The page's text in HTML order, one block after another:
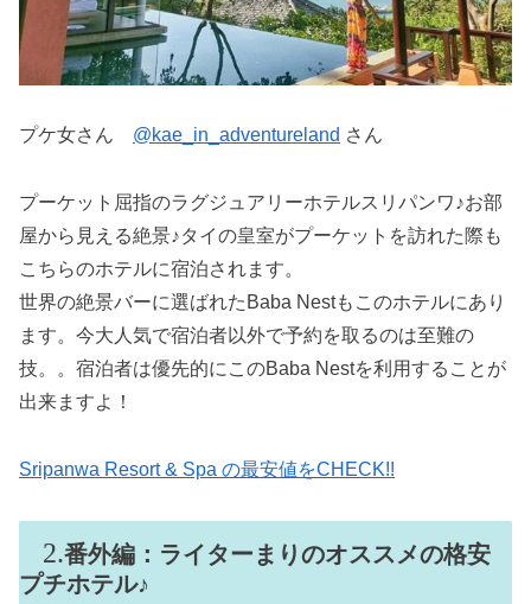
プケ女さん @kae_in_adventureland さん
プーケット屈指のラグジュアリーホテルスリパンワ♪お部
屋から見える絶景♪タイの皇室がプーケットを訪れた際も
こちらのホテルに宿泊されます。
世界の絶景バーに選ばれたBaba Nestもこのホテルにあり
ます。今大人気で宿泊者以外で予約を取るのは至難の
技。。宿泊者は優先的にこのBaba Nestを利用することが
出来ますよ！
Sripanwa Resort & Spa の最安値をCHECK!!
番外編：ライターまりのオススメの格安
プチホテル♪